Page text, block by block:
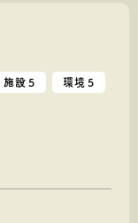
施設 5 環境 5